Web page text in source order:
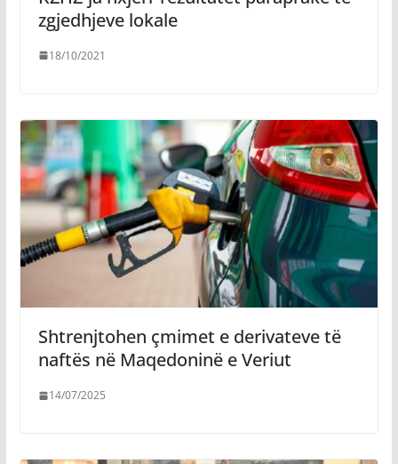
zgjedhjeve lokale
18/10/2021
Shtrenjtohen çmimet e derivateve të
naftës në Maqedoninë e Veriut
14/07/2025